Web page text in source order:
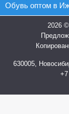
Обувь оптом в
2026
630005,
+7